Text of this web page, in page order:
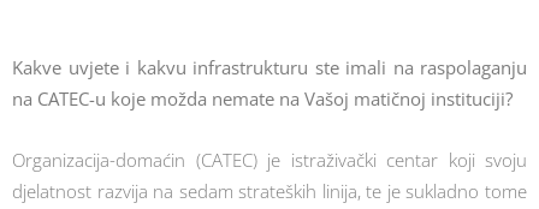
Kakve uvjete i kakvu infrastrukturu ste imali na raspolaganju
na CATEC-u koje možda nemate na Vašoj matičnoj instituciji?
Organizacija-domaćin (CATEC) je istraživački centar koji svoju
djelatnost razvija na sedam strateških linija, te je sukladno tome